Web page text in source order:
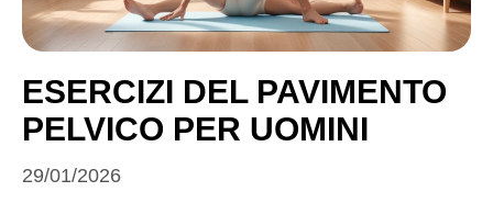
ESERCIZI DEL PAVIMENTO
PELVICO PER UOMINI
29/01/2026